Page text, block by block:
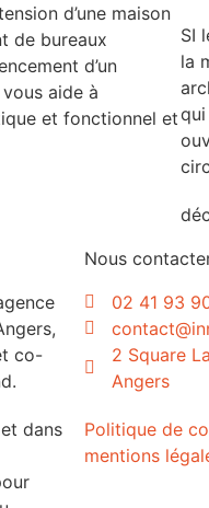
d’une maison
de bureaux
d’un
aide à
et fonctionnel et
SI
la
co-
dans
Nous
02 41 93
2 Square
Angers
Politique de
mentions